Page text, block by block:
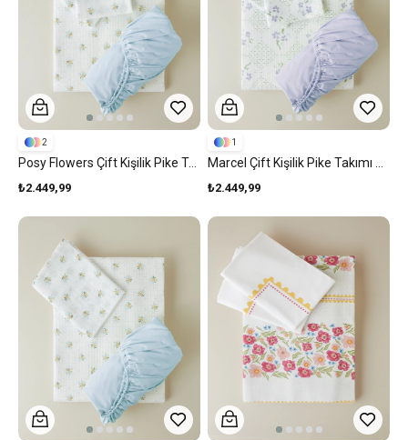
Posy Flowers Çift Kişilik Pike Takımı 200x220 Cm Sarı
₺2.449,99
2
₺2.449,99
1